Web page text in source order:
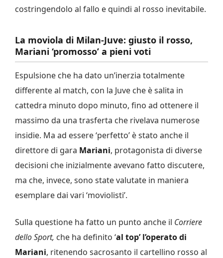
costringendolo al fallo e quindi al rosso inevitabile.
La moviola di Milan-Juve: giusto il rosso,
Mariani ‘promosso’ a pieni voti
Espulsione che ha dato un’inerzia totalmente
differente al match, con la Juve che è salita in
cattedra minuto dopo minuto, fino ad ottenere il
massimo da una trasferta che rivelava numerose
insidie. Ma ad essere ‘perfetto’ è stato anche il
direttore di gara Mariani, protagonista di diverse
decisioni che inizialmente avevano fatto discutere,
ma che, invece, sono state valutate in maniera
esemplare dai vari ‘moviolisti’.
Sulla questione ha fatto un punto anche il Corriere
dello Sport, che ha definito ‘al top’ l’operato di
Mariani, ritenendo sacrosanto il cartellino rosso al